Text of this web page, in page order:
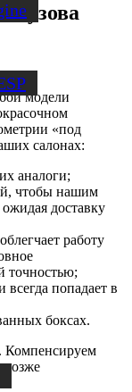
кузова
модели
«под
салонах:
аналоги;
чтобы нашим
доставку
работу
точностью;
попадает в
боксах.
Компенсируем
позже